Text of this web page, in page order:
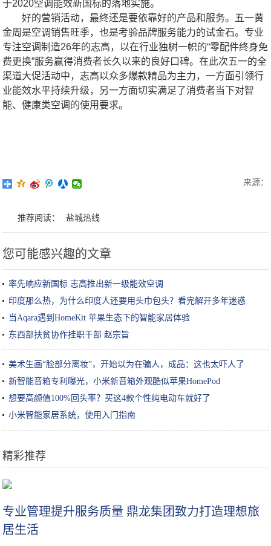
于2020空调能效新国标的落地实施。
好的营销活动，最终还是要依靠好的产品和服务。五一黄
金周是空调销售旺季，也是考验品牌服务能力的试金石。专业
专注空调制造26年的志高，以在行业独树一帜的“零配件终身免
费更换”服务赢得消费者长久以来的良好口碑。在此次五一的全
渠道大促活动中，志高以众多爆款精品为主力，一方面引领行
业能效水平持续升级，另一方面切实满足了消费者当下对智
能、健康类空调的使用要求。
来源：
推荐阅读： 盐城热线
您可能感兴趣的文章
率先响应新国标 志高推出新一级能效空调
印度那么热，为什么印度人还要用头巾包头？看完解开多年迷惑
当Aqara遇到HomeKit 苹果生态下的智能家居体验
东西部扶贫协作挂职干部 赵宗旨
美术生画“脸部分离妆”，开始以为在骗人，成品：这也太吓人了
新智能音箱专利曝光，小米新音箱外观酷似苹果HomePod
想要高颜值100%回头率？买这4款个性纯电动车就好了
小米智能家居系统，使用入门指南
精彩推荐
专业管理提升服务质量 鼎龙集团致力打造理想旅
居生活